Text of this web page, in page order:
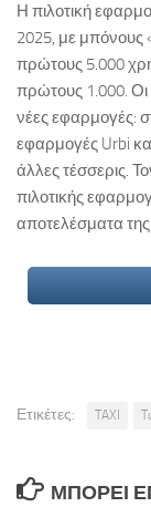
Η πιλοτική
2025, με μπόνους
πρώτους 5.000
πρώτους 1.000. Οι
νέες εφαρμογές:
εφαρμογές Urbi
άλλες τέσσερις.
πιλοτικής
αποτελέσματα
Ετικέτες: TAXI
ΜΠΟΡΕΊ